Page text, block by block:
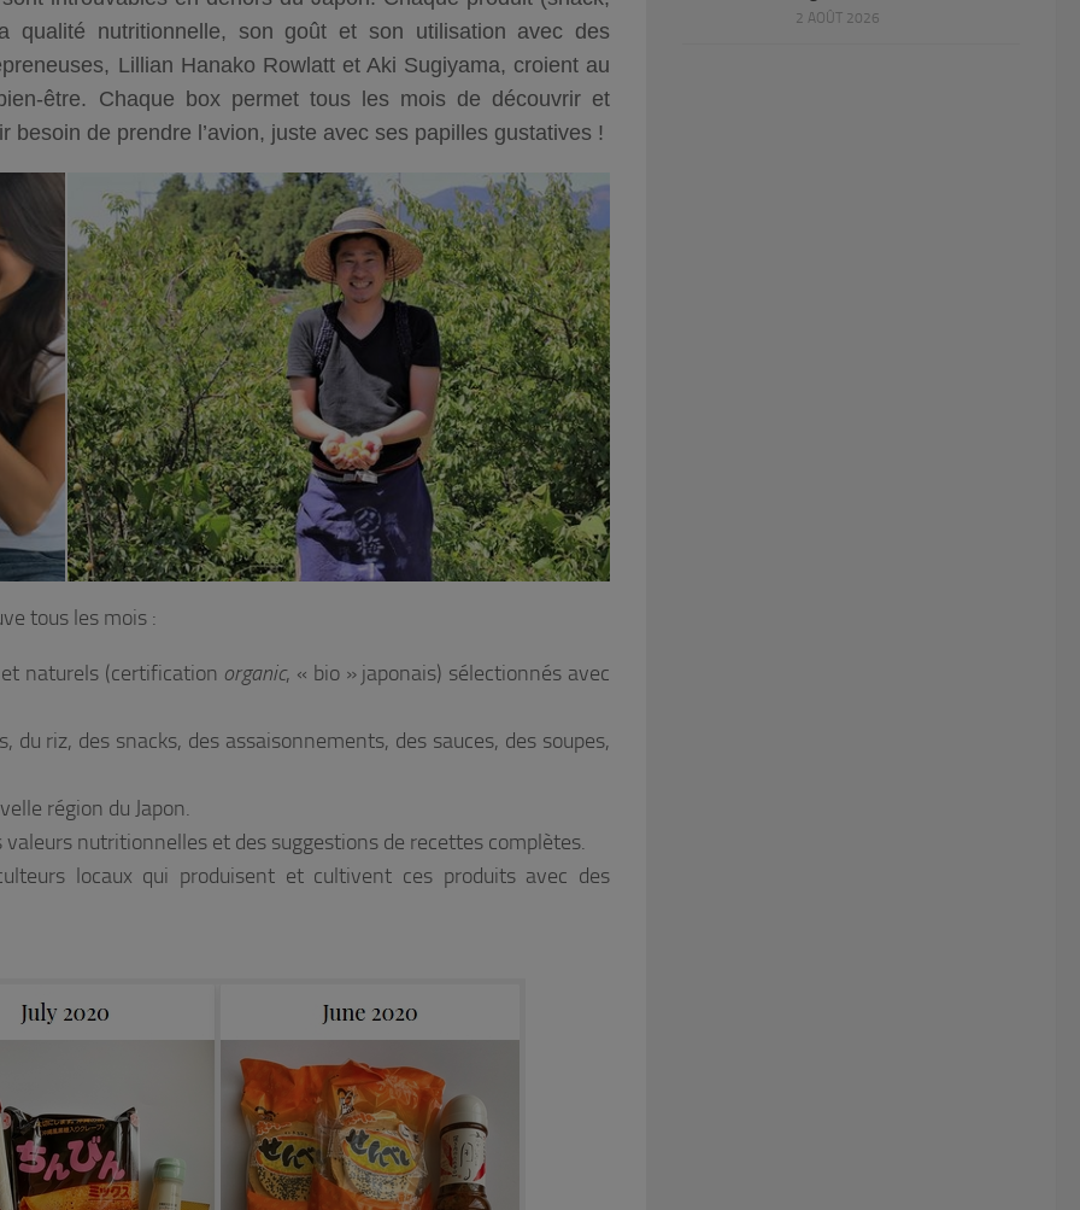
nutritionnelle, son goût et son utilisation avec des
Lillian Hanako Rowlatt et Aki Sugiyama, croient au
être. Chaque box permet tous les mois de découvrir et
besoin de prendre l’avion, juste avec ses papilles gustatives !
tous les mois :
naturels (certification organic, « bio » japonais) sélectionnés avec
riz, des snacks, des assaisonnements, des sauces, des soupes,
région du Japon.
nutritionnelles et des suggestions de recettes complètes.
locaux qui produisent et cultivent ces produits avec des
2 AOÛT 2026